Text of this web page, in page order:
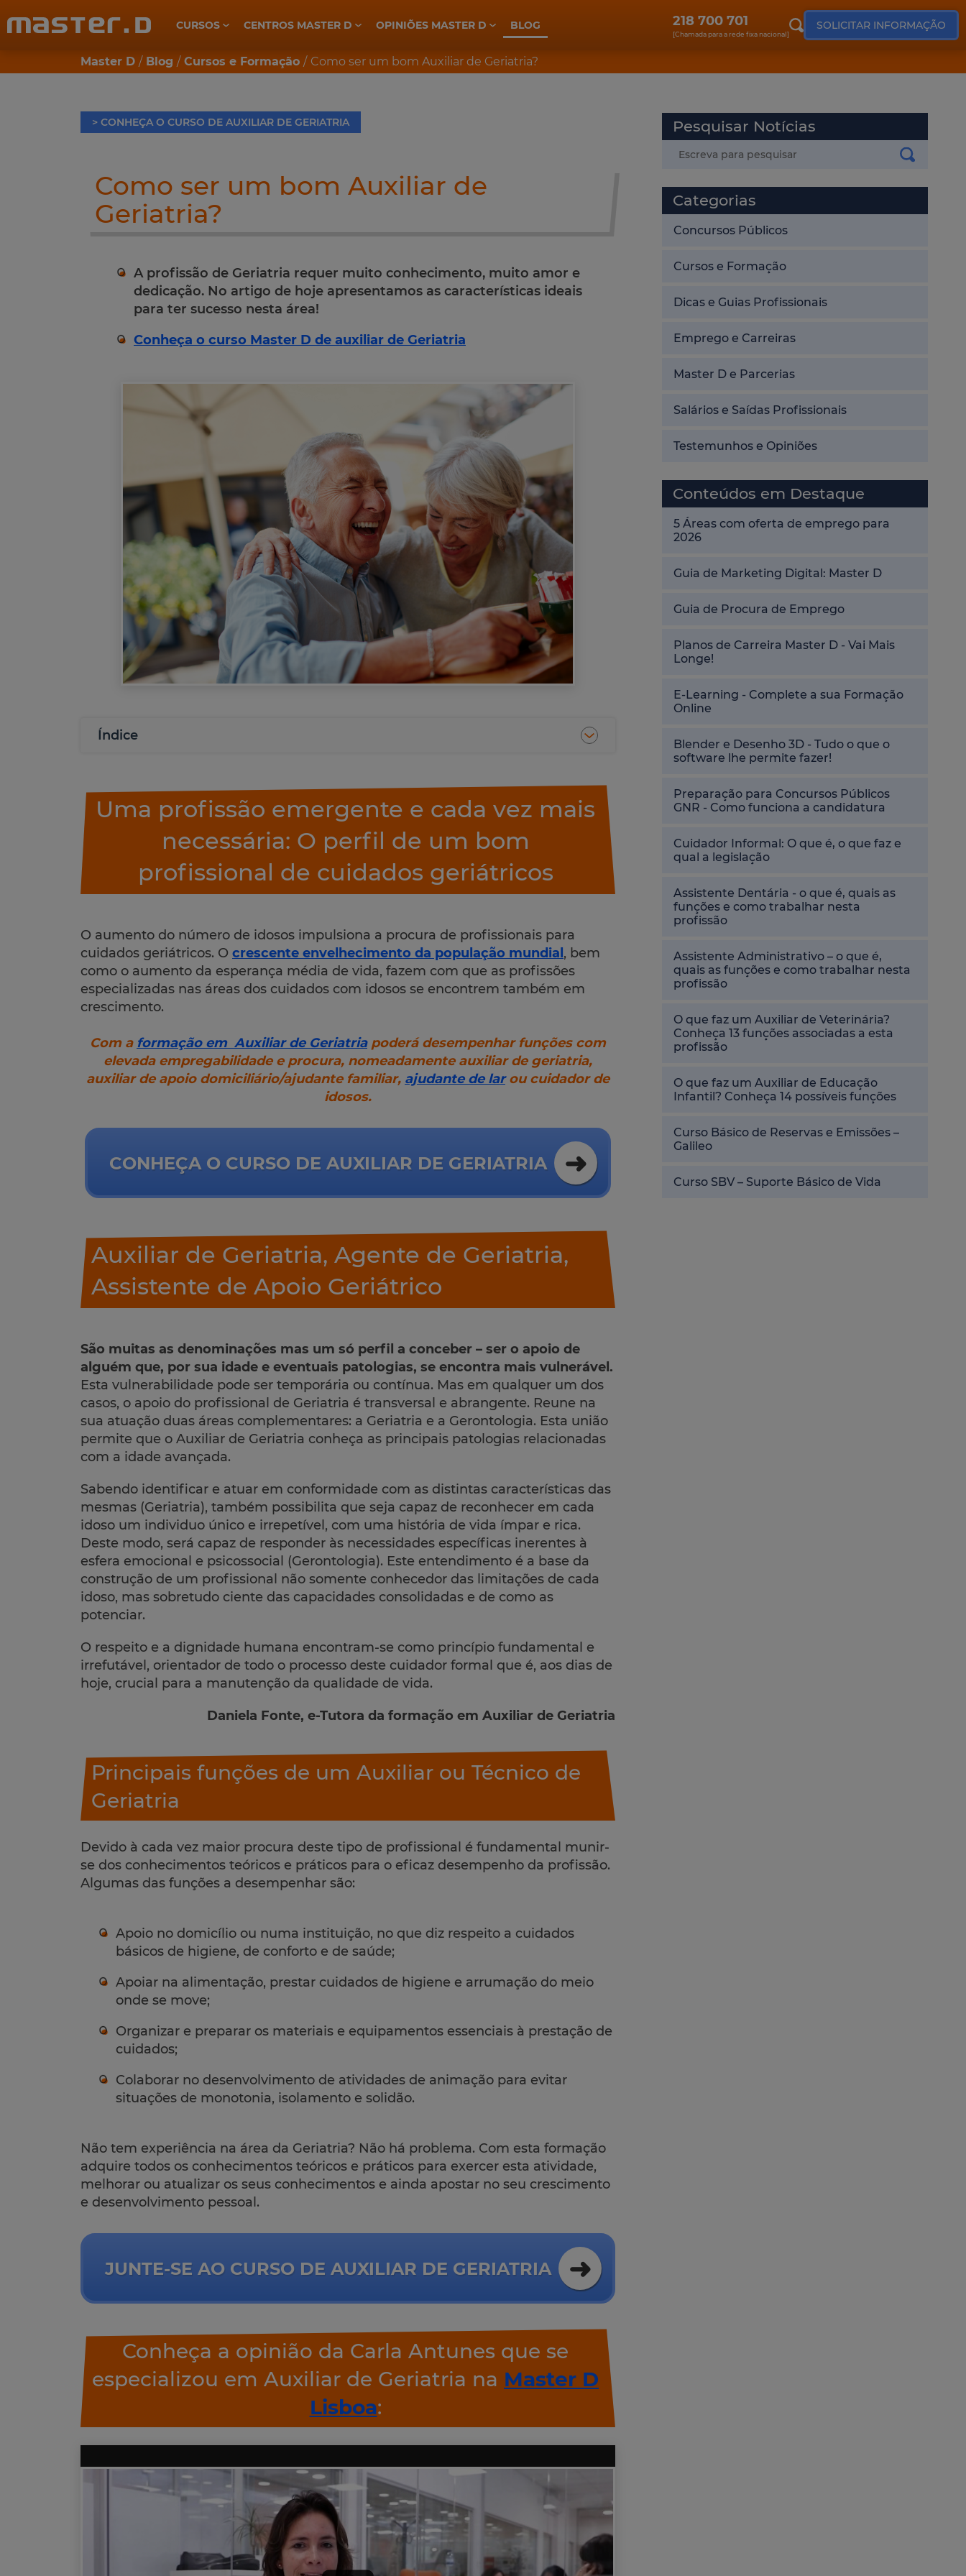
CURSOS CENTROS MASTER D OPINIÕES MASTER D BLOG 218 700 701
[Chamada para a rede fixa nacional]
SOLICITAR INFORMAÇÃO
Master D Blog Cursos e Formação Como ser um bom Auxiliar de Geriatria?
> CONHEÇA O CURSO DE AUXILIAR DE GERIATRIA
Como ser um bom Auxiliar de
Geriatria?
A profissão de Geriatria requer muito conhecimento, muito amor e
dedicação. No artigo de hoje apresentamos as características ideais
para ter sucesso nesta área!
Conheça o curso Master D de auxiliar de Geriatria
Índice
Uma profissão emergente e cada vez mais
necessária: O perfil de um bom
profissional de cuidados geriátricos
O aumento do número de idosos impulsiona a procura de profissionais para
cuidados geriátricos. O crescente envelhecimento da população mundial, bem
como o aumento da esperança média de vida, fazem com que as profissões
especializadas nas áreas dos cuidados com idosos se encontrem também em
crescimento.
Com a formação em Auxiliar de Geriatriapoderá desempenhar funções com
elevada empregabilidade e procura, nomeadamente auxiliar de geriatria,
auxiliar de apoio domiciliário/ajudante familiar, ajudante de larou cuidador de
idosos.
CONHEÇA O CURSO DE AUXILIAR DE GERIATRIA
Auxiliar de Geriatria, Agente de Geriatria,
Assistente de Apoio Geriátrico
São muitas as denominações mas um só perfil a conceber – ser o apoio de
alguém que, por sua idade e eventuais patologias, se encontra mais vulnerável.
Esta vulnerabilidade pode ser temporária ou contínua. Mas em qualquer um dos
casos, o apoio do profissional de Geriatria é transversal e abrangente. Reune na
sua atuação duas áreas complementares: a Geriatria e a Gerontologia. Esta união
permite que o Auxiliar de Geriatria conheça as principais patologias relacionadas
com a idade avançada.
Sabendo identificar e atuar em conformidade com as distintas características das
mesmas (Geriatria), também possibilita que seja capaz de reconhecer em cada
idoso um individuo único e irrepetível, com uma história de vida ímpar e rica.
Deste modo, será capaz de responder às necessidades específicas inerentes à
esfera emocional e psicossocial (Gerontologia). Este entendimento é a base da
construção de um profissional não somente conhecedor das limitações de cada
idoso, mas sobretudo ciente das capacidades consolidadas e de como as
potenciar.
O respeito e a dignidade humana encontram-se como princípio fundamental e
irrefutável, orientador de todo o processo deste cuidador formal que é, aos dias de
hoje, crucial para a manutenção da qualidade de vida.
Daniela Fonte, e-Tutora da formação em Auxiliar de Geriatria
Principais funções de um Auxiliar ou Técnico de
Geriatria
Devido à cada vez maior procura deste tipo de profissional é fundamental munir-
se dos conhecimentos teóricos e práticos para o eficaz desempenho da profissão.
Algumas das funções a desempenhar são:
Apoio no domicílio ou numa instituição, no que diz respeito a cuidados
básicos de higiene, de conforto e de saúde;
Apoiar na alimentação, prestar cuidados de higiene e arrumação do meio
onde se move;
Organizar e preparar os materiais e equipamentos essenciais à prestação de
cuidados;
Colaborar no desenvolvimento de atividades de animação para evitar
situações de monotonia, isolamento e solidão.
Não tem experiência na área da Geriatria? Não há problema. Com esta formação
adquire todos os conhecimentos teóricos e práticos para exercer esta atividade,
melhorar ou atualizar os seus conhecimentos e ainda apostar no seu crescimento
e desenvolvimento pessoal.
JUNTE-SE AO CURSO DE AUXILIAR DE GERIATRIA
Conheça a opinião da Carla Antunes que se
especializou em Auxiliar de Geriatria na Master D
Lisboa:
Pesquisar Notícias
Categorias
Concursos Públicos
Cursos e Formação
Dicas e Guias Profissionais
Emprego e Carreiras
Master D e Parcerias
Salários e Saídas Profissionais
Testemunhos e Opiniões
Conteúdos em Destaque
5 Áreas com oferta de emprego para
2026
Guia de Marketing Digital: Master D
Guia de Procura de Emprego
Planos de Carreira Master D - Vai Mais
Longe!
E-Learning - Complete a sua Formação
Online
Blender e Desenho 3D - Tudo o que o
software lhe permite fazer!
Preparação para Concursos Públicos
GNR - Como funciona a candidatura
Cuidador Informal: O que é, o que faz e
qual a legislação
Assistente Dentária - o que é, quais as
funções e como trabalhar nesta
profissão
Assistente Administrativo – o que é,
quais as funções e como trabalhar nesta
profissão
O que faz um Auxiliar de Veterinária?
Conheça 13 funções associadas a esta
profissão
O que faz um Auxiliar de Educação
Infantil? Conheça 14 possíveis funções
Curso Básico de Reservas e Emissões –
Galileo
Curso SBV – Suporte Básico de Vida